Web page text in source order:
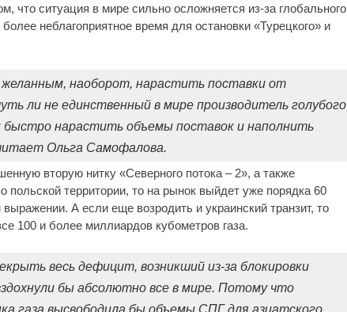
что ситуация в мире сильно осложняется из-за глобального
неблагоприятное время для остановки «Турецкого» и
желанным, наоборот, нарастить поставки от
ли не единственный в мире производитель голубого
нарастить объемы поставок и наполнить
Ольга Самофалова.
вторую нитку «Северного потока – 2», а также
территории, то на рынок выйдет уже порядка 60
А если еще возродить и украинский транзит, то
100 и более миллиардов кубометров газа.
весь дефицит, возникший из-за блокировки
бы абсолютно все в мире. Потому что
газа высвободила бы объемы СПГ для азиатского.